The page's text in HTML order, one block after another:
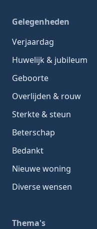
Gelegenheden
Verjaardag
Huwelijk & jubileum
Geboorte
Overlijden & rouw
Sterkte & steun
Beterschap
Bedankt
Nieuwe woning
Diverse wensen
Thema's